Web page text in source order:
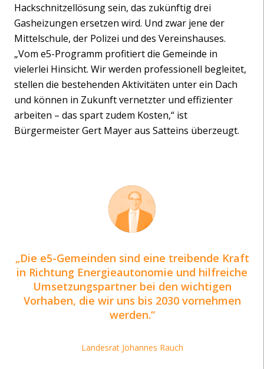
Hackschnitzellösung sein, das zukünftig drei
Gasheizungen ersetzen wird. Und zwar jene der
Mittelschule, der Polizei und des Vereinshauses.
„Vom e5-Programm profitiert die Gemeinde in
vielerlei Hinsicht. Wir werden professionell begleitet,
stellen die bestehenden Aktivitäten unter ein Dach
und können in Zukunft vernetzter und effizienter
arbeiten – das spart zudem Kosten,“ ist
Bürgermeister Gert Mayer aus Satteins überzeugt.
Die e5-Gemeinden sind eine treibende Kraft
in Richtung Energieautonomie und hilfreiche
Umsetzungspartner bei den wichtigen
Vorhaben, die wir uns bis 2030 vornehmen
werden.
Landesrat Johannes Rauch